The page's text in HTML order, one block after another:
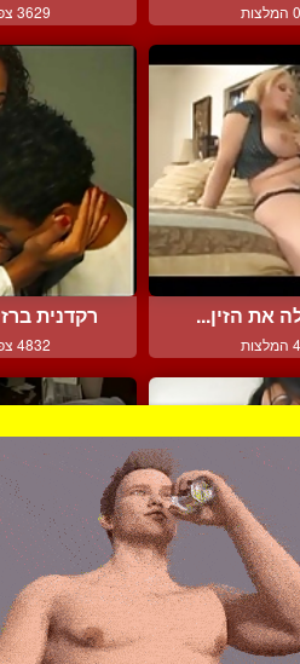
0 המלצות 3629 צפיות
את הזין...
4 המלצות
רקדנית
4832 צפיות
ביצים כוסית על